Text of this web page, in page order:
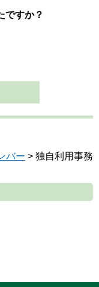
ですか？
バー > 独自利用事務